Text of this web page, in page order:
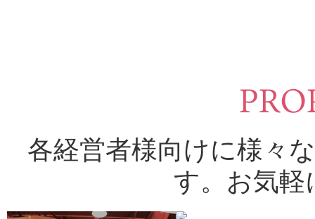
各経営者様向けに様々
す。お気軽